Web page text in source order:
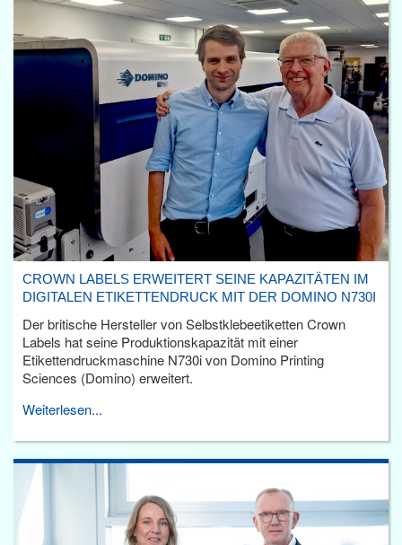
CROWN LABELS ERWEITERT SEINE KAPAZITÄTEN IM
DIGITALEN ETIKETTENDRUCK MIT DER DOMINO N730I
Der britische Hersteller von Selbstklebeetiketten Crown
Labels hat seine Produktionskapazität mit einer
Etikettendruckmaschine N730i von Domino Printing
Sciences (Domino) erweitert.
Weiterlesen...